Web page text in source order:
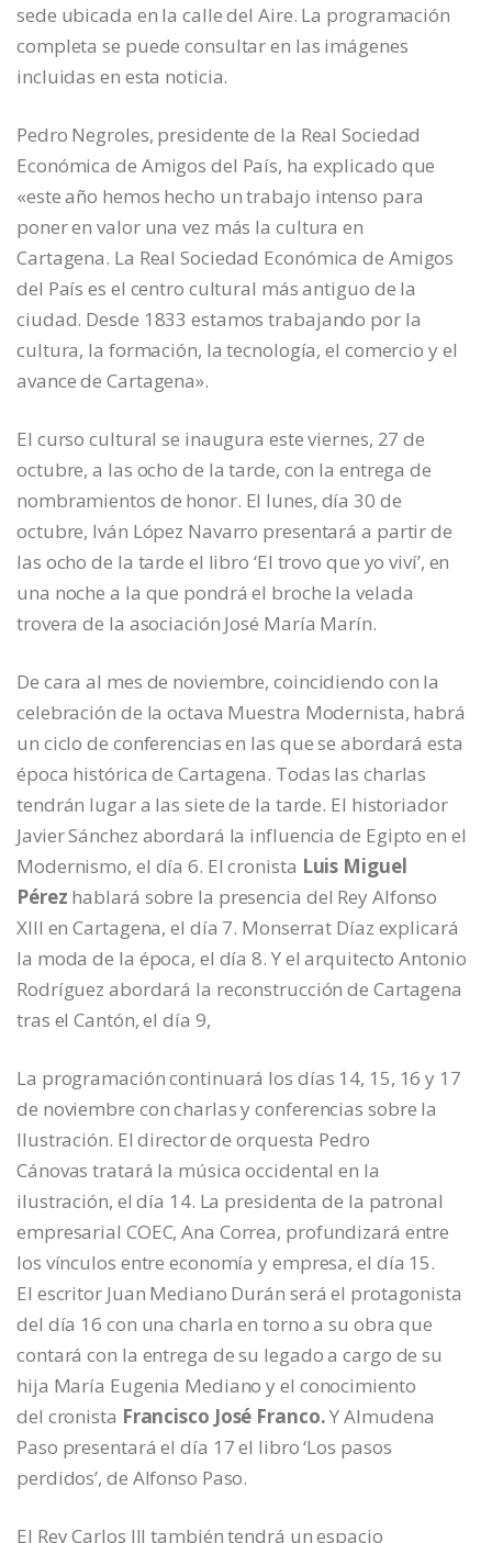
sede ubicada en la calle del Aire. La programación
completa se puede consultar en las imágenes
incluidas en esta noticia.
Pedro Negroles, presidente de la Real Sociedad
Económica de Amigos del País, ha explicado que
«este año hemos hecho un trabajo intenso para
poner en valor una vez más la cultura en
Cartagena. La Real Sociedad Económica de Amigos
del País es el centro cultural más antiguo de la
ciudad. Desde 1833 estamos trabajando por la
cultura, la formación, la tecnología, el comercio y el
avance de Cartagena».
El curso cultural se inaugura este viernes, 27 de
octubre, a las ocho de la tarde, con la entrega de
nombramientos de honor. El lunes, día 30 de
octubre, Iván López Navarro presentará a partir de
las ocho de la tarde el libro ‘El trovo que yo viví’, en
una noche a la que pondrá el broche la velada
trovera de la asociación José María Marín.
De cara al mes de noviembre, coincidiendo con la
celebración de la octava Muestra Modernista, habrá
un ciclo de conferencias en las que se abordará esta
época histórica de Cartagena. Todas las charlas
tendrán lugar a las siete de la tarde. El historiador
Javier Sánchez abordará la influencia de Egipto en el
Modernismo, el día 6. El cronista Luis Miguel
Pérez hablará sobre la presencia del Rey Alfonso
XIII en Cartagena, el día 7. Monserrat Díaz explicará
la moda de la época, el día 8. Y el arquitecto Antonio
Rodríguez abordará la reconstrucción de Cartagena
tras el Cantón, el día 9,
La programación continuará los días 14, 15, 16 y 17
de noviembre con charlas y conferencias sobre la
Ilustración. El director de orquesta Pedro
Cánovas tratará la música occidental en la
ilustración, el día 14. La presidenta de la patronal
empresarial COEC, Ana Correa, profundizará entre
los vínculos entre economía y empresa, el día 15.
El escritor Juan Mediano Durán será el protagonista
del día 16 con una charla en torno a su obra que
contará con la entrega de su legado a cargo de su
hija María Eugenia Mediano y el conocimiento
del cronista Francisco José Franco.Y Almudena
Paso presentará el día 17 el libro ‘Los pasos
perdidos’, de Alfonso Paso.
El Rey Carlos III también tendrá un espacio